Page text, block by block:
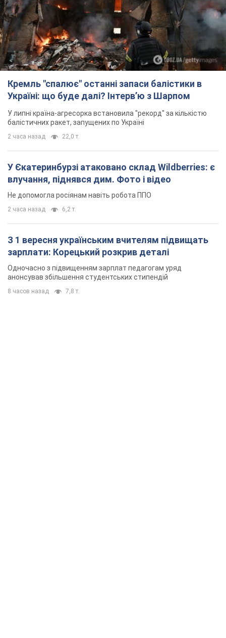
Кремль "спалює" останні запаси балістики в
Україні: що буде далі? Інтерв’ю з Шарпом
У липні країна-агресорка встановила "рекорд" за кількістю
балістичних ракет, запущених по Україні
2 часа назад 22,0 т.
У Єкатеринбурзі атаковано склад Wildberries: є
влучання, піднявся дим. Фото і відео
Не допомогла росіянам навіть робота ППО
2 часа назад 6,2 т.
З 1 вересня українським вчителям підвищать
зарплати: Корецький розкрив деталі
Одночасно з підвищенням зарплат педагогам уряд
анонсував збільшення студентських стипендій
8 часов назад 7,8 т.